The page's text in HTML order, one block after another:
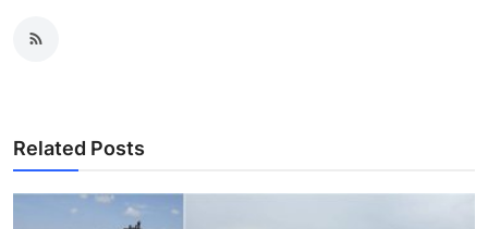
Related Posts